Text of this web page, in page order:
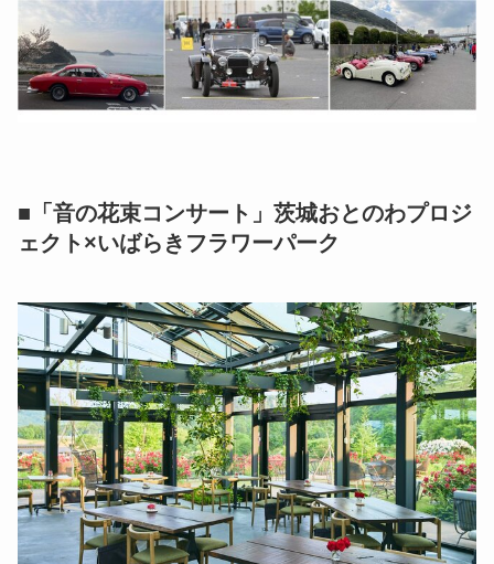
■「音の花束コンサート」茨城おとのわプロジ
ェクト×いばらきフラワーパーク